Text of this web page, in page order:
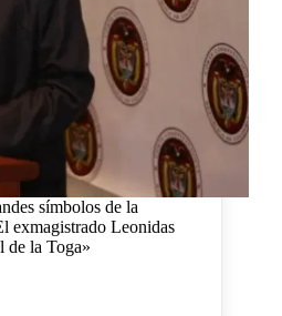
símbolos de la
exmagistrado Leonidas
de la Toga»